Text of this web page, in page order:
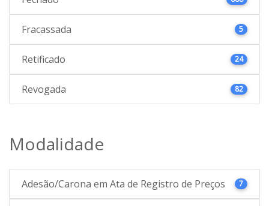
Fracassada 5
Retificado 24
Revogada 82
Modalidade
Adesão/Carona em Ata de Registro de Preços 7